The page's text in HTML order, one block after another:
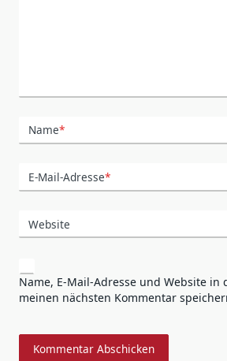
Name*
E-Mail-Adresse*
Website
Name, E-Mail-Adresse und Website in
meinen nächsten Kommentar